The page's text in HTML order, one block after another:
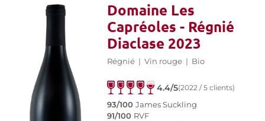
Domaine Les
Capréoles - Régnié
Diaclase 2023
Régnié | Vin rouge | Bio
4.4/5(2022 / 5 clients)
93/100 James Suckling
91/100 RVF